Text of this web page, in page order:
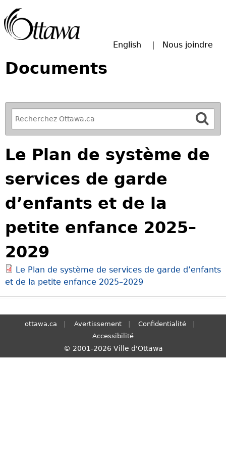
English Nous joindre
Documents
R
e
f
n
e
y
o
u
r
S
e
a
r
c
h
Le Plan de système de
services de garde
d’enfants et de la
petite enfance 2025–
2029
Le Plan de système de services de garde d’enfants
et de la petite enfance 2025–2029
ottawa.ca Avertissement
Confidentialité
Accessibilité
© 2001-2026 Ville d'Ottawa